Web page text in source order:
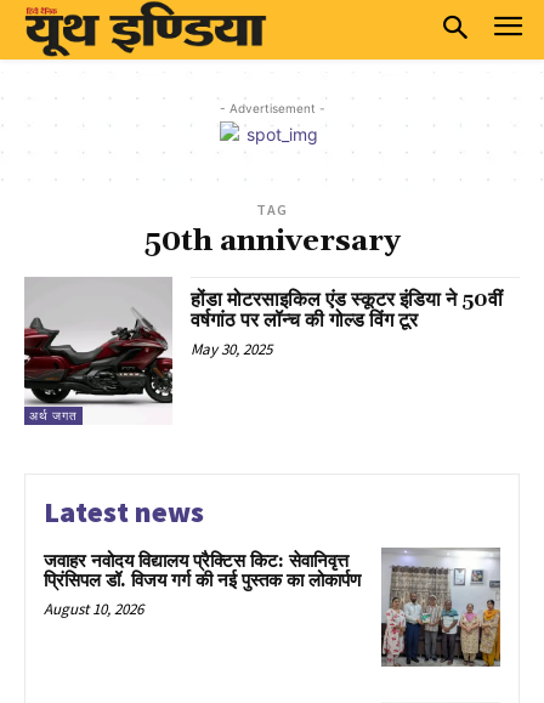
- Advertisement -
TAG
50th anniversary
अर्थ जगत
होंडा मोटरसाइकिल एंड स्कूटर इंडिया ने 50वीं
वर्षगांठ पर लॉन्च की गोल्ड विंग टूर
May 30, 2025
Latest news
जवाहर नवोदय विद्यालय प्रैक्टिस किट: सेवानिवृत्त
प्रिंसिपल डॉ. विजय गर्ग की नई पुस्तक का लोकार्पण
August 10, 2026